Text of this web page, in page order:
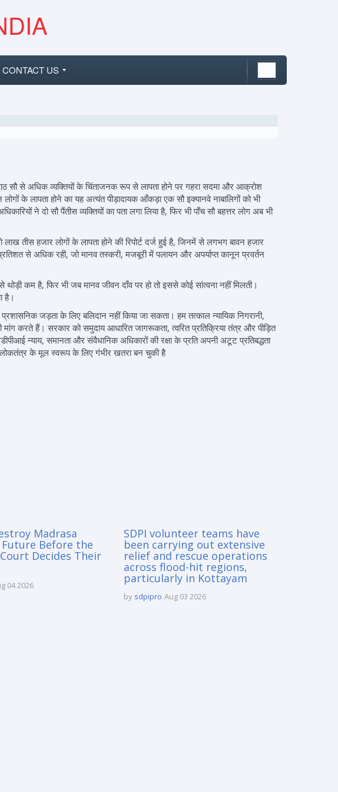
CONTACT US
सौ से अधिक व्यक्तियों के चिंताजनक रूप से लापता होने पर गहरा सदमा और आक्रोश
के लापता होने का यह अत्यंत पीड़ादायक आँकड़ा एक सौ इक्यानवे नाबालिगों को भी
ने दो सौ पैंतीस व्यक्तियों का पता लगा लिया है, फिर भी पाँच सौ बहत्तर लोग अब भी
तीस हजार लोगों के लापता होने की रिपोर्ट दर्ज हुई है, जिनमें से लगभग बावन हजार
से अधिक रही, जो मानव तस्करी, मजबूरी में पलायन और अपर्याप्त कानून प्रवर्तन
कम है, फिर भी जब मानव जीवन दाँव पर हो तो इससे कोई सांत्वना नहीं मिलती।
है।
जड़ता के लिए बलिदान नहीं किया जा सकता। हम तत्काल न्यायिक निगरानी,
करते हैं। सरकार को समुदाय आधारित जागरूकता, त्वरित प्रतिक्रिया तंत्र और पीड़ित
न्याय, समानता और संवैधानिक अधिकारों की रक्षा के प्रति अपनी अटूट प्रतिबद्धता
लोकतंत्र के मूल स्वरूप के लिए गंभीर खतरा बन चुकी है
Madrasa
Future Before the
Decides Their
04 2026
SDPI volunteer teams have
been carrying out extensive
relief and rescue operations
across flood-hit regions,
particularly in Kottayam
by sdpipro Aug 03 2026